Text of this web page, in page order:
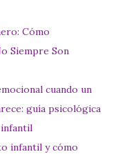
Cómo
Siempre Son
cuando un
guía psicológica
infantil y cómo